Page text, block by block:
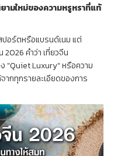
ามใหม่ของความหรูหราที่แท้
อร์ตหรือแบรนด์เนม แต่
2026 คำว่า เที่ยวจีน
"Quiet Luxury" หรือความ
ากทุกรายละเอียดของการ